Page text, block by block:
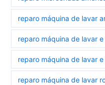
reparo máquina de lavar
reparo máquina de lavar
reparo máquina de lavar
reparo máquina de lavar